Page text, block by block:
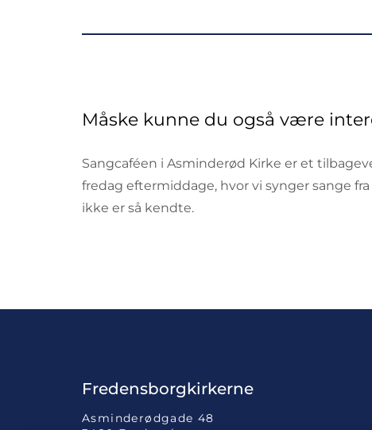
Måske kunne du også være
Sangcaféen i Asminderød Kirke er et
fredag eftermiddage, hvor vi synger sange
ikke er så kendte.
Fredensborgkirkerne
Asminderødgade 48